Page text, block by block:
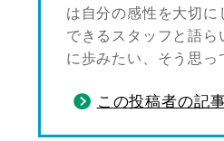
は自分の感性を大切に
できるスタッフと語ら
に歩みたい、そう思っ
この投稿者の記